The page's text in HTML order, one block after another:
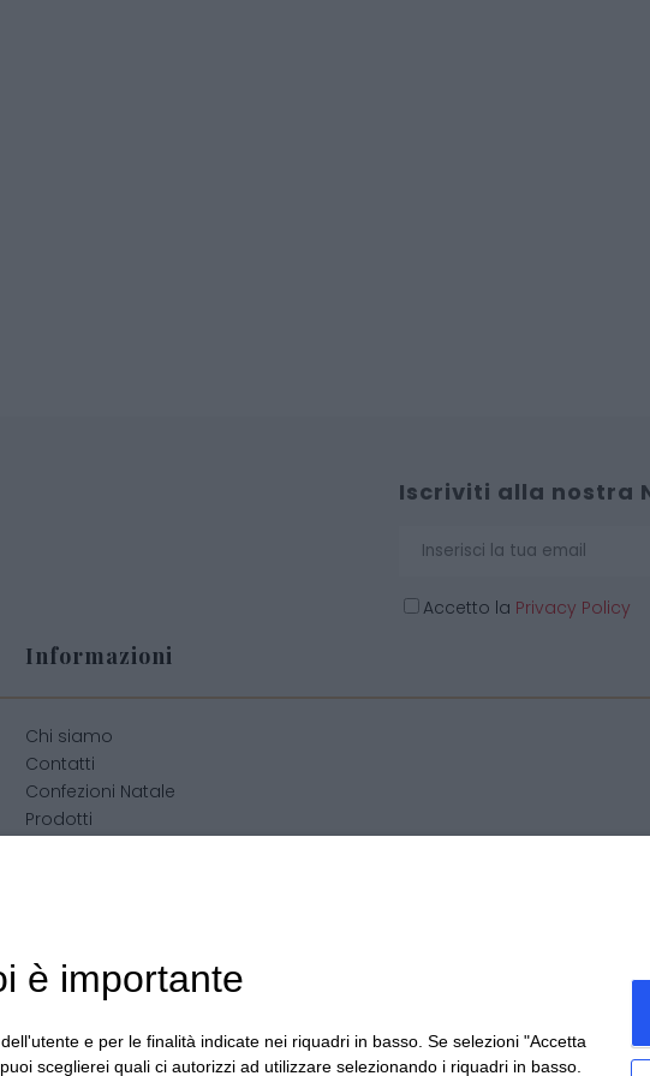
Iscriviti alla nostra
Accetto la Privacy Policy
Informazioni
Chi siamo
Contatti
Confezioni Natale
Prodotti
di Olio Becchis di Becchis Danilo - Via Sommariva, 31/2/B - 10022
è importante
e per le finalità indicate nei riquadri in basso. Se selezioni "Accetta
sceglierei quali ci autorizzi ad utilizzare selezionando i riquadri in basso.